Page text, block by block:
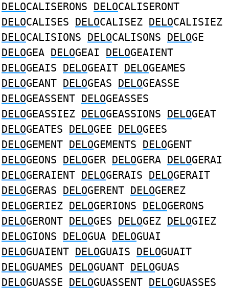
DELOCALISERONS DELOCALISERONT
DELOCALISES DELOCALISEZ DELOCALISIEZ
DELOCALISIONS DELOCALISONS DELOGE
DELOGEA DELOGEAI DELOGEAIENT
DELOGEAIS DELOGEAIT DELOGEAMES
DELOGEANT DELOGEAS DELOGEASSE
DELOGEASSENT DELOGEASSES
DELOGEASSIEZ DELOGEASSIONS DELOGEAT
DELOGEATES DELOGEE DELOGEES
DELOGEMENT DELOGEMENTS DELOGENT
DELOGEONS DELOGER DELOGERA DELOGERAI
DELOGERAIENT DELOGERAIS DELOGERAIT
DELOGERAS DELOGERENT DELOGEREZ
DELOGERIEZ DELOGERIONS DELOGERONS
DELOGERONT DELOGES DELOGEZ DELOGIEZ
DELOGIONS DELOGUA DELOGUAI
DELOGUAIENT DELOGUAIS DELOGUAIT
DELOGUAMES DELOGUANT DELOGUAS
DELOGUASSE DELOGUASSENT DELOGUASSES